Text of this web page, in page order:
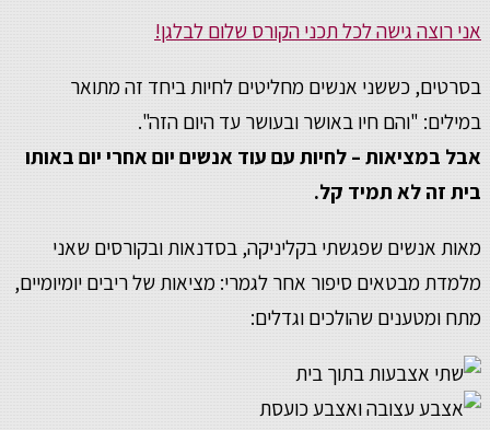
אני רוצה גישה לכל תכני הקורס שלום לבלגן!
בסרטים, כששני אנשים מחליטים לחיות ביחד זה מתואר
במילים: "והם חיו באושר ובעושר עד היום הזה".
אבל במציאות – לחיות עם עוד אנשים יום אחרי יום באותו
בית זה לא תמיד קל.
מאות אנשים שפגשתי בקליניקה, בסדנאות ובקורסים שאני
מלמדת מבטאים סיפור אחר לגמרי: מציאות של ריבים יומיומיים,
מתח ומטענים שהולכים וגדלים: